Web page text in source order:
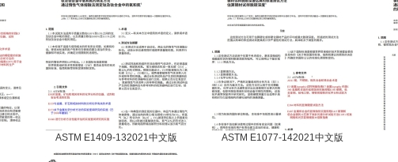
ASTM E1409-132021中文版 ASTM E1077-142021中文版